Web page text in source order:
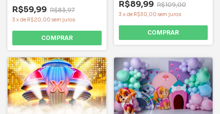
R$59,99 R$83,97
3 x de R$20,00 sem juros
COMPRAR
R$89,99 R$109,00
3 x de R$30,00 sem juros
COMPRAR